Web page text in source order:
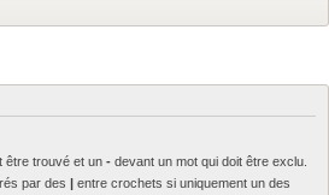
être trouvé et un - devant un mot qui doit être exclu.
par des | entre crochets si uniquement un des